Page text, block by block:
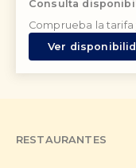
Consulta
Comprueba la tarifa
Ver
RESTAURANTES